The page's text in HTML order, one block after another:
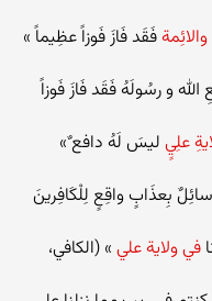
فَقَد فَازَ فَوزاً عظِيماً »
و رسُولَه‌ُ فَقَد فَازَ فَوزاً
علِي‌ٍ ليس‌َ لَه‌ُ دافع ‌ٌ»
بِعذَاب‌ٍ واقِع‌ٍ لِلْكَافِرين‌َ
في‌ ولاية‌ علي ‌» (الكافي‌،